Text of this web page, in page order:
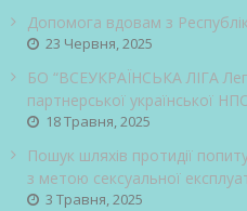
Допомога вдовам з
23 Червня, 2025
БО “ВСЕУКРАЇНСЬКА ЛІГА
партнерської української
18 Травня, 2025
Пошук шляхів протидії
з метою сексуальної
3 Травня, 2025